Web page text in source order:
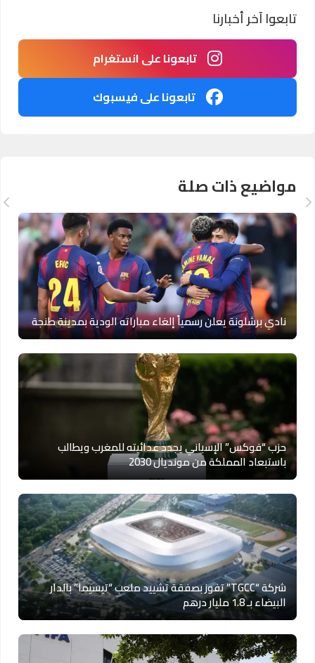
تابعوا آخر أخبارنا
تابعونا على انستغرام
تابعونا على فيسبوك
مواضيع ذات صلة
نادي برشلونة يعلن رسمياً إلغاء مباراته الودية بمدينة طنجة
حزب “فوكس” الإسباني يجدد عدائيته للمغرب ويطالب
باستبعاد المملكة من مونديال 2030
شركة “TGCC” تفوز بصفقة تشييد ملعب “تيسيما” بالدار
البيضاء بـ 1.8 مليار درهم